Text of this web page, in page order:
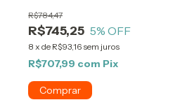
R$745,25
R$784,47
5% OFF
8 x de R$93,16 sem juros
R$707,99 com Pix